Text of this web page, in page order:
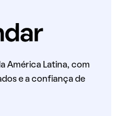
América Latina, com
e a confiança de